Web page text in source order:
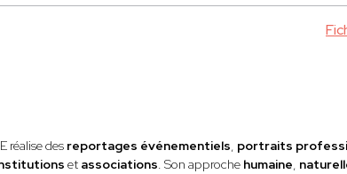
réalise des reportages événementiels, portraits
et associations. Son approche humaine,